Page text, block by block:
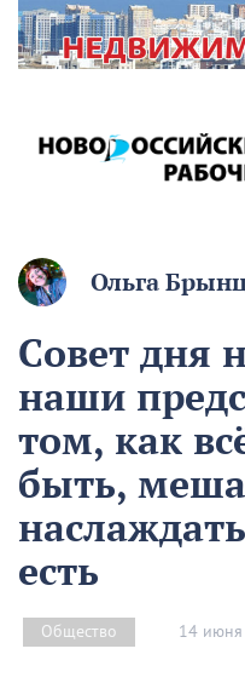
Ольга
Совет дня
наши
том, как
быть,
есть
Общество 14 июня